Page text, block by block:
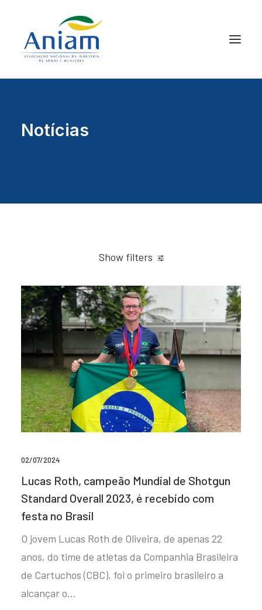
Notícias
Show filters
02/07/2024
Lucas Roth, campeão Mundial de Shotgun
Standard Overall 2023, é recebido com
festa no Brasil
O jovem Lucas Roth de Oliveira, de apenas 22
anos, do time de atletas da Companhia Brasileira
de Cartuchos (CBC), foi o primeiro brasileiro a
alcançar o…